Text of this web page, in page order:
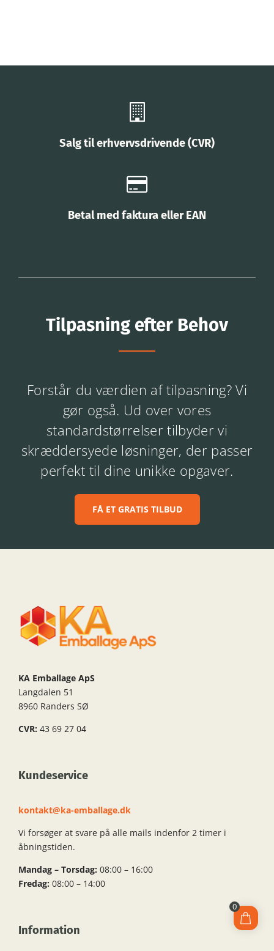
Salg til erhvervsdrivende (CVR)
Betal med faktura eller EAN
Tilpasning efter Behov
Forstår du værdien af tilpasning? Vi
gør også. Ud over vores
standardstørrelser tilbyder vi
skræddersyede løsninger, der passer
perfekt til dine unikke opgaver.
FÅ ET GRATIS TILBUD
KA Emballage ApS
Langdalen 51
8960 Randers SØ
CVR: 43 69 27 04
Kundeservice
kontakt@ka-emballage.dk
Vi forsøger at svare på alle mails indenfor 2 timer i
åbningstiden.
Mandag – Torsdag: 08:00 – 16:00
Fredag: 08:00 – 14:00
Information
0